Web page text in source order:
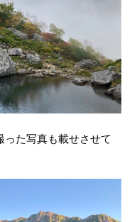
た写真も載せさせて